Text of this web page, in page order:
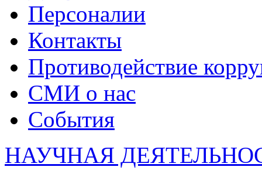
Персоналии
Контакты
Противодействие
СМИ о нас
События
НАУЧНАЯ